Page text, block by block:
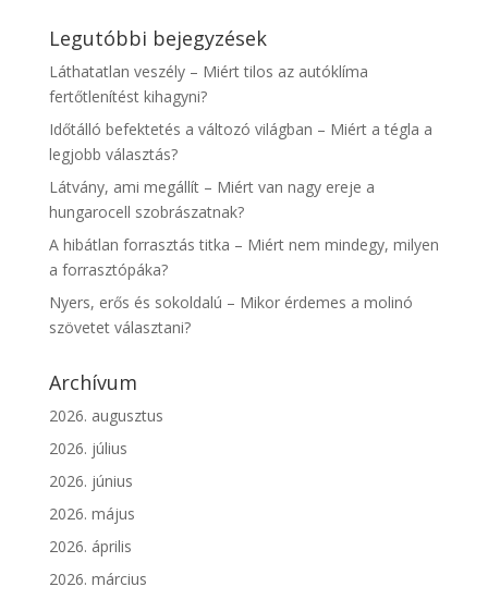
Legutóbbi bejegyzések
Láthatatlan veszély – Miért tilos az autóklíma
fertőtlenítést kihagyni?
Időtálló befektetés a változó világban – Miért a tégla a
legjobb választás?
Látvány, ami megállít – Miért van nagy ereje a
hungarocell szobrászatnak?
A hibátlan forrasztás titka – Miért nem mindegy, milyen
a forrasztópáka?
Nyers, erős és sokoldalú – Mikor érdemes a molinó
szövetet választani?
Archívum
2026. augusztus
2026. július
2026. június
2026. május
2026. április
2026. március